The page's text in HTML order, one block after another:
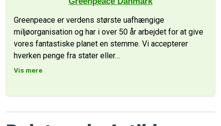
Greenpeace er verdens største uafhængige
miljøorganisation og har i over 50 år arbejdet for at give
vores fantastiske planet en stemme. Vi accepterer
hverken penge fra stater eller…
Vis mere